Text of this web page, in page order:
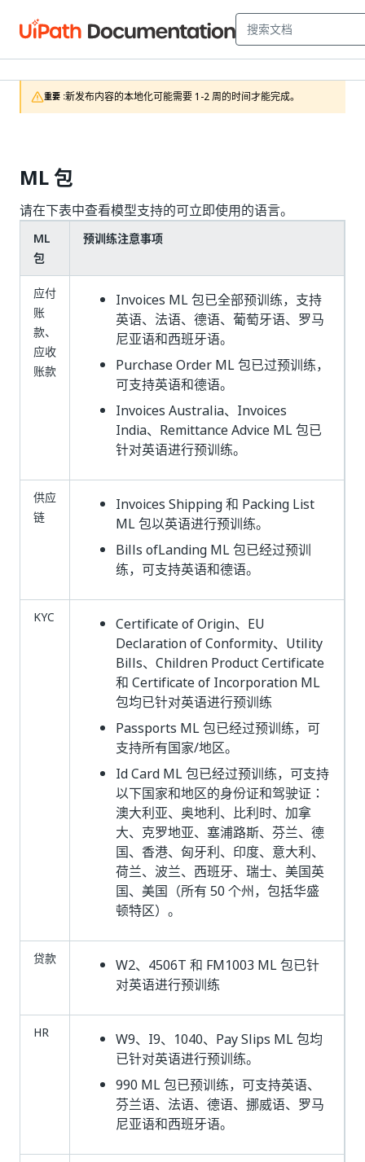
重要 :新发布内容的本地化可能需要 1-2 周的时间才能完成。
ML 包
请在下表中查看模型支持的可立即使用的语言。
ML
包
预训练注意事项
应付
账
款、
应收
账款
Invoices ML 包已全部预训练，支持
英语、法语、德语、葡萄牙语、罗马
尼亚语和西班牙语。
Purchase Order ML 包已过预训练，
可支持英语和德语。
Invoices Australia、Invoices
India、Remittance Advice ML 包已
针对英语进行预训练。
供应
链
Invoices Shipping 和 Packing List
ML 包以英语进行预训练。
Bills ofLanding ML 包已经过预训
练，可支持英语和德语。
KYC
Certificate of Origin、EU
Declaration of Conformity、Utility
Bills、Children Product Certificate
和 Certificate of Incorporation ML
包均已针对英语进行预训练
Passports ML 包已经过预训练，可
支持所有国家/地区。
Id Card ML 包已经过预训练，可支持
以下国家和地区的身份证和驾驶证：
澳大利亚、奥地利、比利时、加拿
大、克罗地亚、塞浦路斯、芬兰、德
国、香港、匈牙利、印度、意大利、
荷兰、波兰、西班牙、瑞士、美国英
国、美国（所有 50 个州，包括华盛
顿特区）。
贷款
W2、4506T 和 FM1003 ML 包已针
对英语进行预训练
HR
W9、I9、1040、Pay Slips ML 包均
已针对英语进行预训练。
990 ML 包已预训练，可支持英语、
芬兰语、法语、德语、挪威语、罗马
尼亚语和西班牙语。